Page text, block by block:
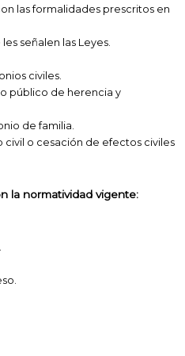
las formalidades prescritos en
señalen las Leyes.
civiles.
público de herencia y
de familia.
o cesación de efectos civiles
la normatividad vigente: